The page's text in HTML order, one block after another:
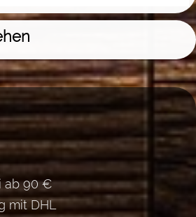
ab 90 €
mit DHL